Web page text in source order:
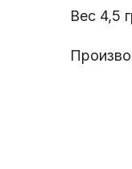
Вес 4,5